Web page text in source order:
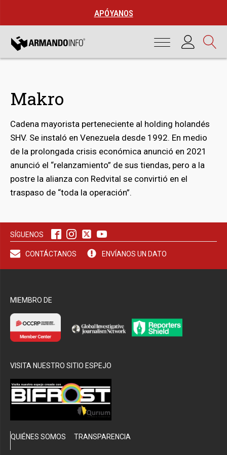
APÓYANOS
Makro
Cadena mayorista perteneciente al holding holandés
SHV. Se instaló en Venezuela desde 1992. En medio
de la prolongada crisis económica anunció en 2021
anunció el “relanzamiento” de sus tiendas, pero a la
postre la alianza con Redvital se convirtió en el
traspaso de “toda la operación”.
SÍGUENOS
CONTÁCTANOS ENVÍANOS UN DATO
MIEMBRO DE
VISITA NUESTRO SITIO ESPEJO
QUIÉNES SOMOS TRANSPARENCIA